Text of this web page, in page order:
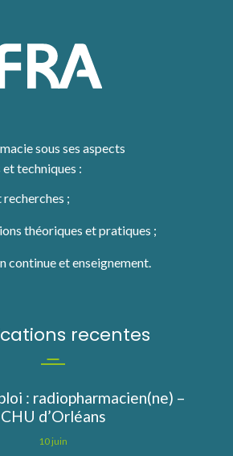
sous ses aspects
techniques :
;
théoriques et pratiques ;
continue et enseignement.
recentes
: radiopharmacien(ne) –
CHU d’Orléans
10 juin